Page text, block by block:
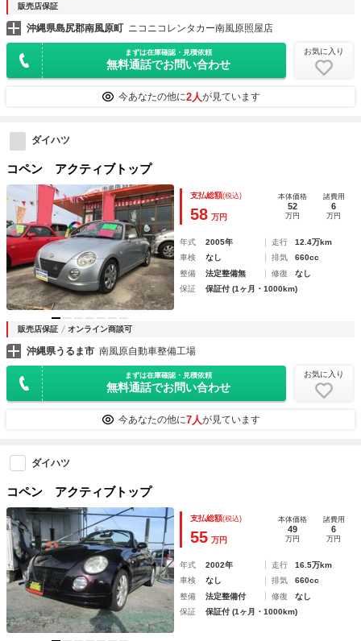
販売店保証
沖縄県島尻郡南風原町 ニコニコレンタカー南風原照屋店
まずは在庫確認・見積依頼
無料通話でお問い合わせ
お気に入り
今あなたの他に2人が見ています
ダイハツ
コペン アクティブトップ
支払総額(税込)
58 万円
本体価格
52
万円
諸費用
6
万円
年式 2005年 走行
12.4万km
車検
なし 排気
660cc
整備
法定整備無 修復
なし
保証
保証付 (1ヶ月・1000km)
販売店保証 オンライン商談可
沖縄県うるま市 南風原自動車整備工場
まずは在庫確認・見積依頼
無料通話でお問い合わせ
お気に入り
今あなたの他に7人が見ています
ダイハツ
コペン アクティブトップ
支払総額(税込)
55 万円
本体価格
49
万円
諸費用
6
万円
年式 2002年 走行
16.5万km
車検
なし 排気
660cc
整備
法定整備付 修復
なし
保証
保証付 (1ヶ月・1000km)